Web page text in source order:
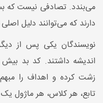
می‌بندد. تصادفی نیست که
دارند که می‌توانند دلیل
نویسندگان یکی پس از
اندیشه داشتند. کد بد بیش
زشت کرده و اهداف را
تابع، هر کلاس، هر ماژول